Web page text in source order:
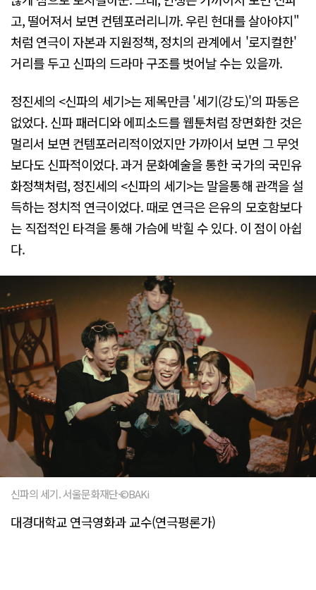
고, 떨어져서 보면 컨템포러리니까. 우린 현대를 살아야지"
처럼 연극이 자본과 지원정책, 정치의 관계에서 '로지컬한'
거리를 두고 신파의 드라마 구조를 벗어날 수는 있을까.
정진세의 <신파의 세기>는 제목만큼 '세기(강도)'의 파동은
없었다. 신파 패러디와 에피소드를 웹툰처럼 장면화한 것은
멀리서 보면 컨템포러리적이었지만 가까이서 보면 그 무엇
보다도 신파적이었다. 과거 문화예술을 통한 국가의 국민유
화정책처럼, 정진세의 <신파의 세기>는 말을통해 관객을 설
득하는 정치적 연극이었다. 때로 연극은 은유의 모호함보다
는 직접적인 타격을 통해 가슴에 박힐 수 있다. 이 점이 아쉽
다.
신파의 세기. 서울문화재단·©BAKi
대경대학교 연극영화과 교수(연극평론가)